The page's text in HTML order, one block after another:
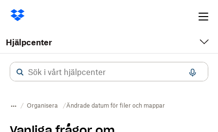
Hjälpcenter
Organisera Ändrade datum för filer och mappar